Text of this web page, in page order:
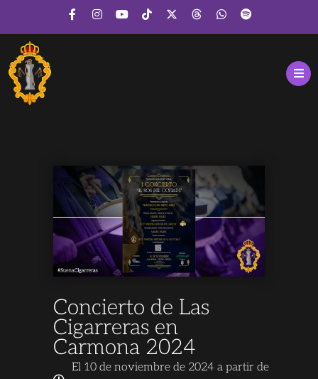
Concierto de Las
Cigarreras en
Carmona 2024
El 10 de noviembre de 2024 a partir de